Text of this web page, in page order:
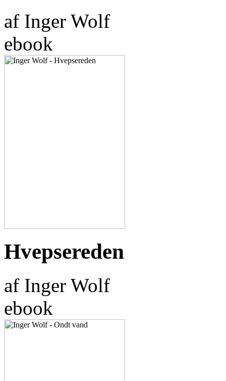
af Inger Wolf
ebook
Hvepsereden
af Inger Wolf
ebook